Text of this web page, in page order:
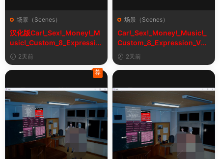
场景（Scenes）
汉化版Car!_Sex!_Money!_M
usic!_Custom_8_Expressio
n_V2_1&车！性！钱！音乐！
自定义表情
2天前
场景（Scenes）
Car!_Sex!_Money!_Music!_
Custom_8_Expression_V2_
1
2天前
荐